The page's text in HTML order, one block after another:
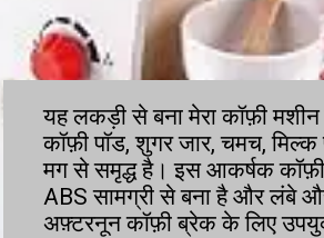
यह लकड़ी से बना मेरा कॉफ़ी
कॉफ़ी पॉड, शुगर जार, चमच,
मग से समृद्ध है। इस आकर्षक
ABS सामग्री से बना है और लंबे
अफ़्टरनून कॉफ़ी ब्रेक के लिए